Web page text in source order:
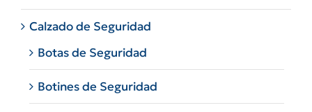
Calzado de Seguridad
Botas de Seguridad
Botines de Seguridad